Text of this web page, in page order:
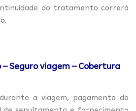
do tratamento correrá
– Seguro viagem – Cobertura
a viagem, pagamento do